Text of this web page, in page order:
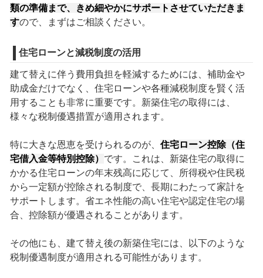
類の準備まで、きめ細やかにサポートさせていただきま
すので、まずはご相談ください。
住宅ローンと減税制度の活用
建て替えに伴う費用負担を軽減するためには、補助金や
助成金だけでなく、住宅ローンや各種減税制度を賢く活
用することも非常に重要です。新築住宅の取得には、
様々な税制優遇措置が適用されます。
特に大きな恩恵を受けられるのが、 住宅ローン控除（住
宅借入金等特別控除） です。これは、新築住宅の取得に
かかる住宅ローンの年末残高に応じて、所得税や住民税
から一定額が控除される制度で、長期にわたって家計を
サポートします。省エネ性能の高い住宅や認定住宅の場
合、控除額が優遇されることがあります。
その他にも、建て替え後の新築住宅には、以下のような
税制優遇制度が適用される可能性があります。